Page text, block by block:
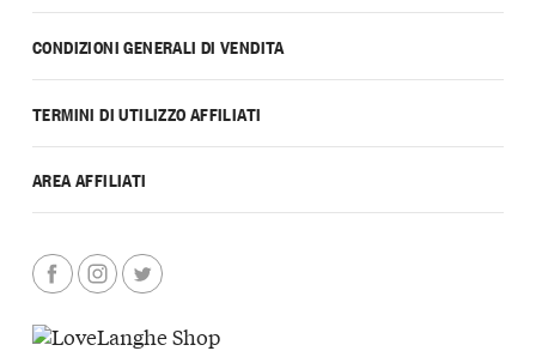
CONDIZIONI GENERALI DI VENDITA
TERMINI DI UTILIZZO AFFILIATI
AREA AFFILIATI